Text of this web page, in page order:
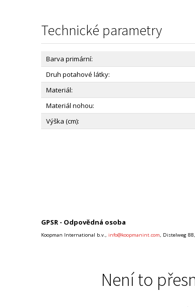
Technické parametry
Barva primární:
Druh potahové látky:
Materiál:
Materiál nohou:
Výška (cm):
GPSR - Odpovědná osoba
Koopman International b.v., info@koopmanint.com, Distelweg
Není to